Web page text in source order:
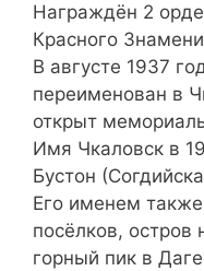
Награждён 2
Красного
В августе 1937
переименован в
открыт
Имя Чкаловск в
Бустон
Его именем
посёлков, остров
горный пик в